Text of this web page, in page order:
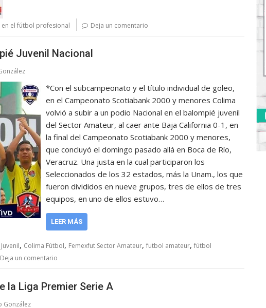
el fútbol profesional Deja un comentario
Juvenil Nacional
*Con el subcampeonato y el título individual de goleo,
en el Campeonato Scotiabank 2000 y menores Colima
volvió a subir a un podio Nacional en el balompié juvenil
del Sector Amateur, al caer ante Baja California 0-1, en
la final del Campeonato Scotiabank 2000 y menores,
que concluyó el domingo pasado allá en Boca de Río,
Veracruz. Una justa en la cual participaron los
Seleccionados de los 32 estados, más la Unam., los que
fueron divididos en nueve grupos, tres de ellos de tres
equipos, en uno de ellos estuvo…
LEER MÁS
, Colima Fútbol, Femexfut Sector Amateur, futbol amateur, fútbol
Deja un comentario
la Liga Premier Serie A
González